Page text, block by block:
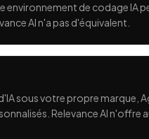
environnement de codage IA
AI n'a pas d'équivalent.
sous votre propre marque,
Relevance AI n'offre